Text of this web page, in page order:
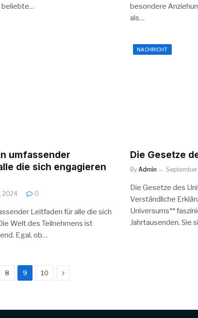
beliebte…
besondere
als…
umfassender
die sich engagieren
2024 0
Leitfaden für alle die sich
Welt des Teilnehmens ist
Egal, ob…
NACHRICHT
Die Gesetze
By Admin
Die Gesetze des
Verständliche
Universums**
Jahrtausenden. Sie
8 9 10 Next